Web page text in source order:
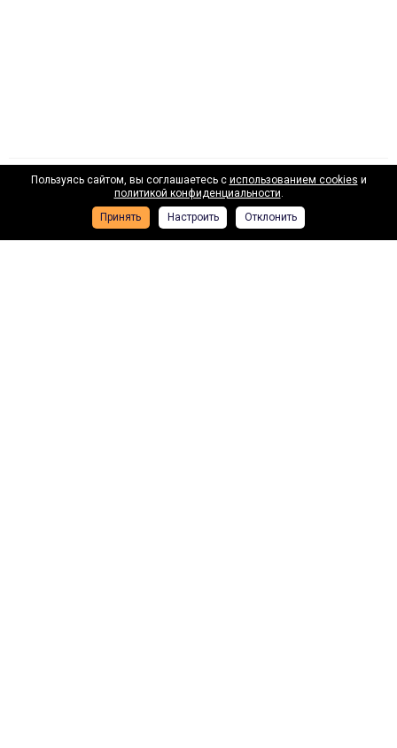
Наши лизинговые партнеры
Пользуясь сайтом, вы соглашаетесь с использованием cookies и
политикой конфиденциальности.
Принять
Настроить Отклонить